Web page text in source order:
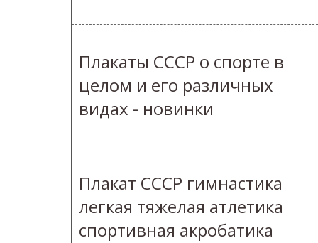
Плакаты СССР о спорте в
целом и его различных
видах - новинки
Плакат СССР гимнастика
легкая тяжелая атлетика
спортивная акробатика